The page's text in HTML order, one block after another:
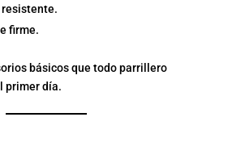
firme.
básicos que todo parrillero
primer día.